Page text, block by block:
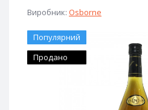
Виробник: Osborne
Популярний
Продано